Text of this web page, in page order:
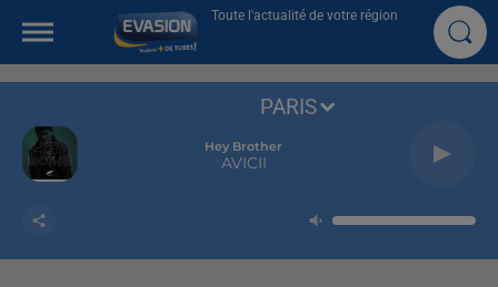
Toute l'actualité de votre région
Hey Brother
AVICII
PARIS